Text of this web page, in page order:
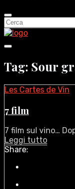
Tag: Sour
Les Cartes de Vin
7 film
7 film sul vino…
Leggi tutto
Share: